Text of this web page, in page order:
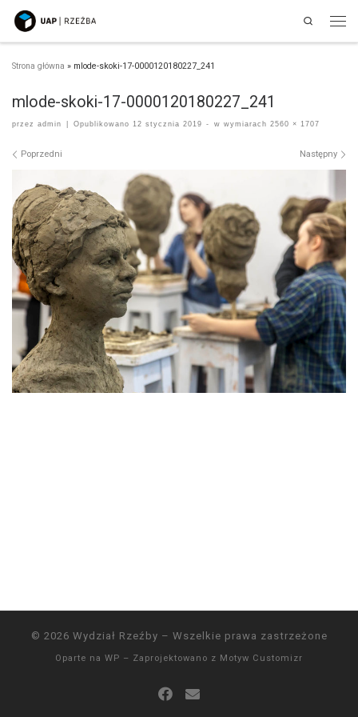
Przejdź do treści
Search
Strona główna » mlode-skoki-17-0000120180227_241
mlode-skoki-17-0000120180227_241
przez admin Opublikowano 12 stycznia 2019 - w wymiarach 2560 × 1707
Nawigacja po obrazach
Poprzedni Następny
© 2026 Wydział Rzeźby – Wszelkie prawa zastrzeżone
Oparte na WP – Zaprojektowano z Motyw Customizr